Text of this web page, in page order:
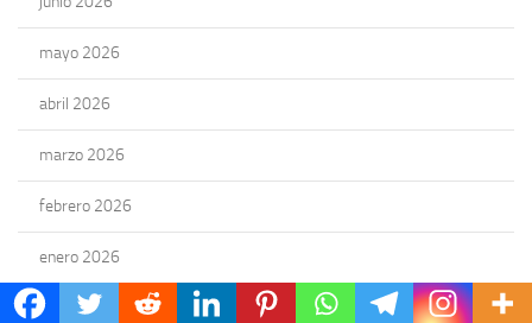
mayo 2026
abril 2026
marzo 2026
febrero 2026
enero 2026
diciembre 2025